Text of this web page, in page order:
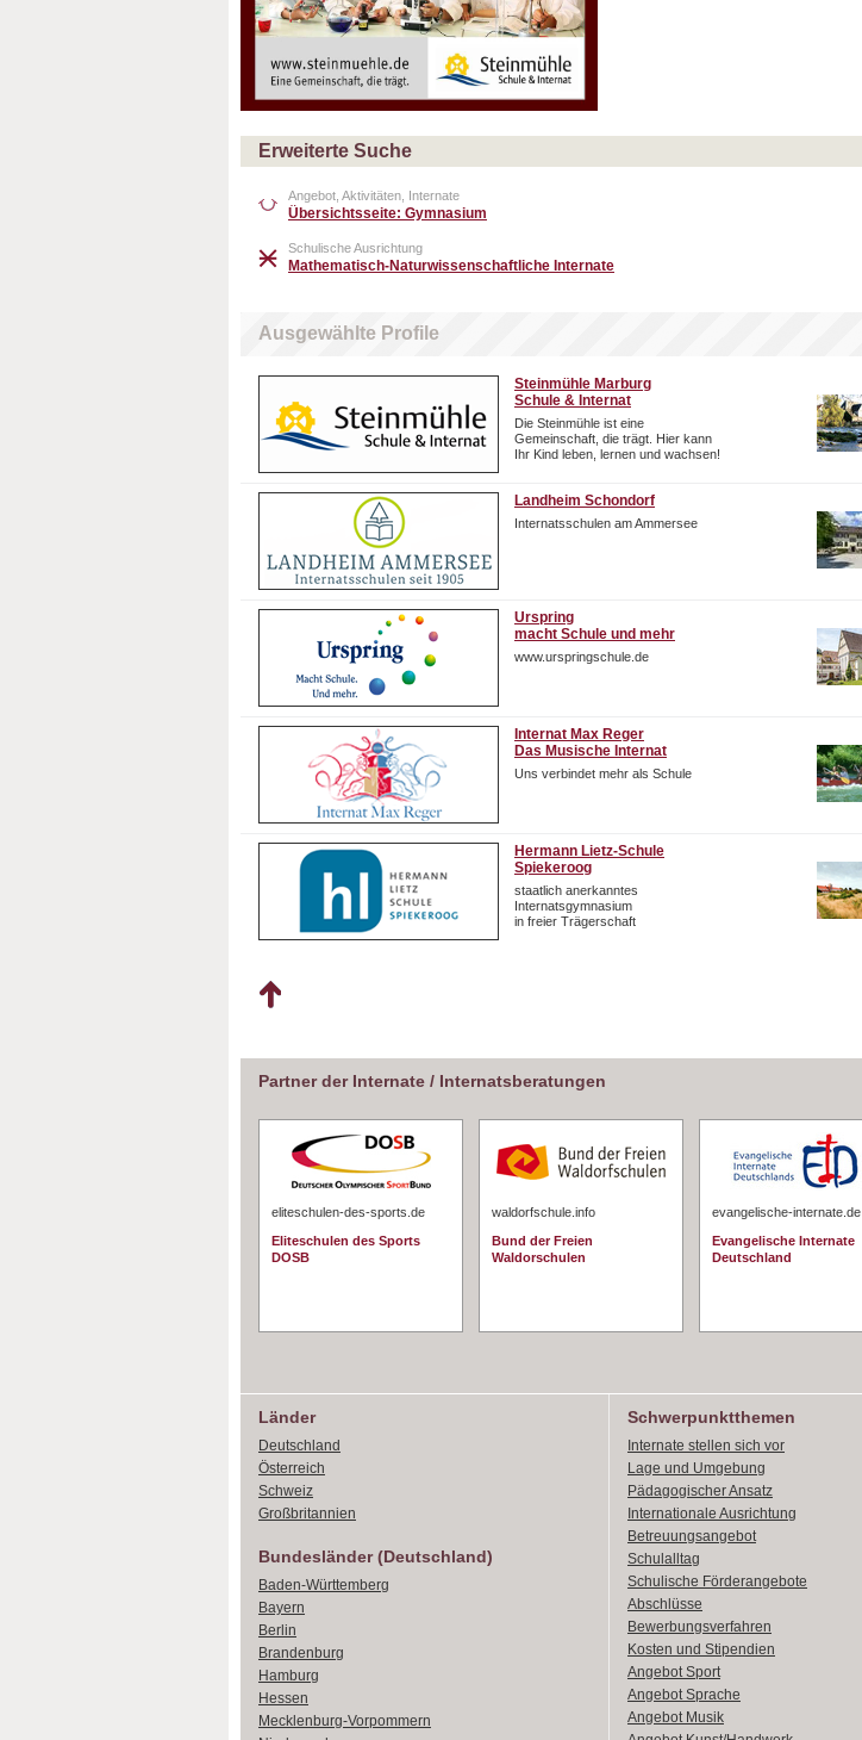
Erweiterte Suche
Angebot, Aktivitäten, Internate
Übersichtsseite: Gymnasium
Schulische Ausrichtung
Mathematisch-Naturwissenschaftliche Internate
Ausgewählte Profile
Steinmühle Marburg
Schule & Internat
Die Steinmühle ist eine
Gemeinschaft, die trägt. Hier kann
Ihr Kind leben, lernen und wachsen!
Landheim Schondorf
Internatsschulen am Ammersee
Urspring
macht Schule und mehr
www.urspringschule.de
Internat Max Reger
Das Musische Internat
Uns verbindet mehr als Schule
Hermann Lietz-Schule
Spiekeroog
staatlich anerkanntes
Internatsgymnasium
in freier Trägerschaft
Partner der Internate / Internatsberatungen
eliteschulen-des-sports.de
Eliteschulen des Sports
DOSB
waldorfschule.info
Bund der Freien
Waldorschulen
evangelische-internate.de
Evangelische Internate
Deutschland
Länder
Deutschland
Österreich
Schweiz
Großbritannien
Bundesländer (Deutschland)
Baden-Württemberg
Bayern
Berlin
Brandenburg
Hamburg
Hessen
Mecklenburg-Vorpommern
Schwerpunktthemen
Internate stellen sich vor
Lage und Umgebung
Pädagogischer Ansatz
Internationale Ausrichtung
Betreuungsangebot
Schulalltag
Schulische Förderangebote
Abschlüsse
Bewerbungsverfahren
Kosten und Stipendien
Angebot Sport
Angebot Sprache
Angebot Musik